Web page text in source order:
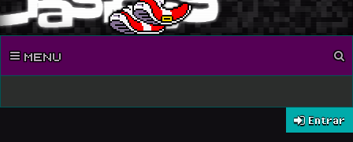
MENU
Entrar